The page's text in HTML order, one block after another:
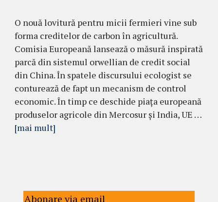
O nouă lovitură pentru micii fermieri vine sub
forma creditelor de carbon în agricultură.
Comisia Europeană lansează o măsură inspirată
parcă din sistemul orwellian de credit social
din China. În spatele discursului ecologist se
conturează de fapt un mecanism de control
economic. În timp ce deschide piața europeană
produselor agricole din Mercosur și India, UE …
[mai mult]
Abonare via email